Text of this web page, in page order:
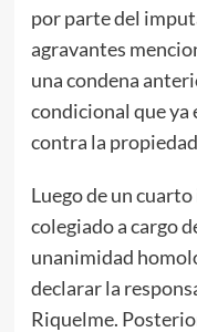
por parte del
agravantes
una condena
condicional que
contra la
Luego de un
colegiado a cargo
unanimidad
declarar la
Riquelme.